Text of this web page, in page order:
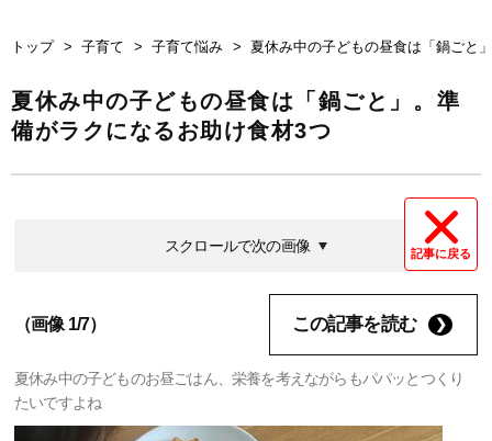
トップ 子育て 子育て悩み 夏休み中の子どもの昼食は「鍋ごと
夏休み中の子どもの昼食は「鍋ごと」。準
備がラクになるお助け食材3つ
記事に戻る
スクロールで次の画像
（画像 1/7） この記事を読む
夏休み中の子どものお昼ごはん、栄養を考えながらもパパッとつくり
たいですよね